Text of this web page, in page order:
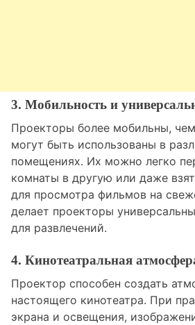
3. Мобильность и
Проекторы более мобильны,
могут быть использованы в
помещениях. Их можно легко
комнаты в другую или даже
для просмотра фильмов на
делает проекторы
для развлечений.
4. Кинотеатральная
Проектор способен создать
настоящего кинотеатра. При
экрана и освещения,